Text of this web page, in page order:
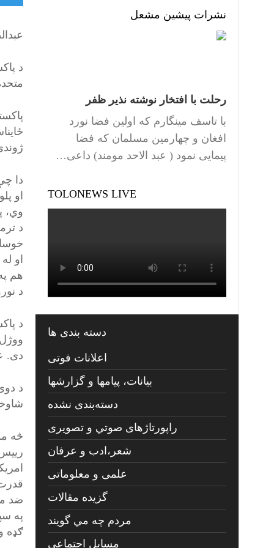
دا
او
وي،
د
او
هم
د
د
دی.
د
څه
ضد
په
ګډه
نشرات پیشین مشعل
رحلت با افتخار نوشته نذیر ظفر
با تاسف مینگارم که اولین فضا نورد
افغان و چهارمین مسلمان که فضا
پیمایی نمود ( عبد الاحد مومند) داعی…
TOLONEWS LIVE
دسته بندی ها
اعلانات فوتی
بیانات، پیامها و گزارشها
دسته‌بندی نشده
راپورتاژهای صوتي و تصويری
شعر،ادب و عرفان
علمی و معلوماتی
گزیده مقالات
مردم چه مي گويند
مسايل اجتماعي